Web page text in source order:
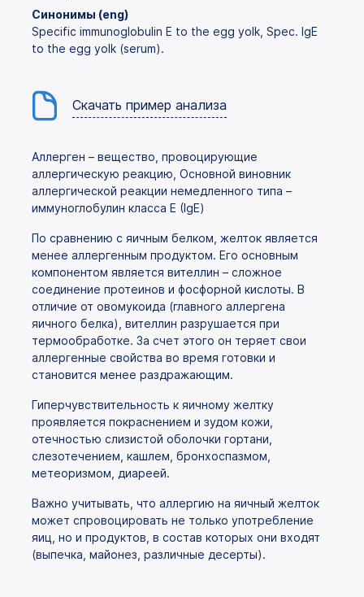
Синонимы (eng)
Specific immunoglobulin E to the egg yolk, Spec. IgE
to the egg yolk (serum).
Скачать пример анализа
Аллерген – вещество, провоцирующие
аллергическую реакцию, Основной виновник
аллергической реакции немедленного типа –
иммуноглобулин класса Е (IgE)
По сравнению с яичным белком, желток является
менее аллергенным продуктом. Его основным
компонентом является вителлин – сложное
соединение протеинов и фосфорной кислоты. В
отличие от овомукоида (главного аллергена
яичного белка), вителлин разрушается при
термообработке. За счет этого он теряет свои
аллергенные свойства во время готовки и
становится менее раздражающим.
Гиперчувствительность к яичному желтку
проявляется покраснением и зудом кожи,
отечностью слизистой оболочки гортани,
слезотечением, кашлем, бронхоспазмом,
метеоризмом, диареей.
Важно учитывать, что аллергию на яичный желток
может спровоцировать не только употребление
яиц, но и продуктов, в состав которых они входят
(выпечка, майонез, различные десерты).